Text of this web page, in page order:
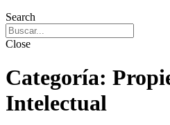
Search
Close
Categoría:
Intelectual